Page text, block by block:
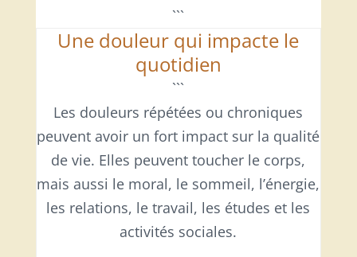
```
Une douleur qui impacte le
quotidien
```
Les douleurs répétées ou chroniques
peuvent avoir un fort impact sur la qualité
de vie. Elles peuvent toucher le corps,
mais aussi le moral, le sommeil, l’énergie,
les relations, le travail, les études et les
activités sociales.